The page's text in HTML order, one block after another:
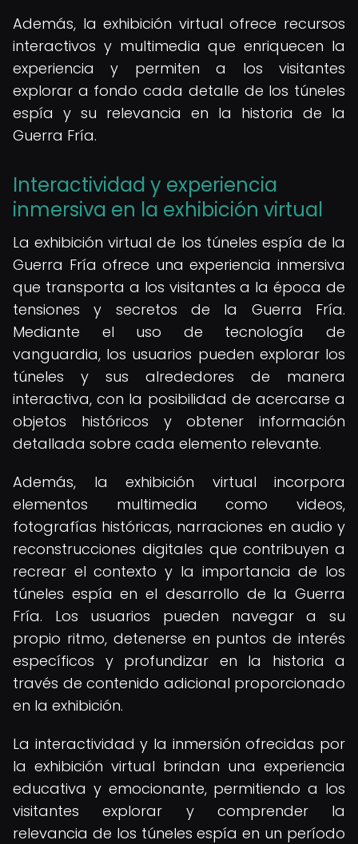
Además, la exhibición virtual ofrece recursos
interactivos y multimedia que enriquecen la
experiencia y permiten a los visitantes
explorar a fondo cada detalle de los túneles
espía y su relevancia en la historia de la
Guerra Fría.
Interactividad y experiencia
inmersiva en la exhibición virtual
La exhibición virtual de los túneles espía de la
Guerra Fría ofrece una experiencia inmersiva
que transporta a los visitantes a la época de
tensiones y secretos de la Guerra Fría.
Mediante el uso de tecnología de
vanguardia, los usuarios pueden explorar los
túneles y sus alrededores de manera
interactiva, con la posibilidad de acercarse a
objetos históricos y obtener información
detallada sobre cada elemento relevante.
Además, la exhibición virtual incorpora
elementos multimedia como videos,
fotografías históricas, narraciones en audio y
reconstrucciones digitales que contribuyen a
recrear el contexto y la importancia de los
túneles espía en el desarrollo de la Guerra
Fría. Los usuarios pueden navegar a su
propio ritmo, detenerse en puntos de interés
específicos y profundizar en la historia a
través de contenido adicional proporcionado
en la exhibición.
La interactividad y la inmersión ofrecidas por
la exhibición virtual brindan una experiencia
educativa y emocionante, permitiendo a los
visitantes explorar y comprender la
relevancia de los túneles espía en un período